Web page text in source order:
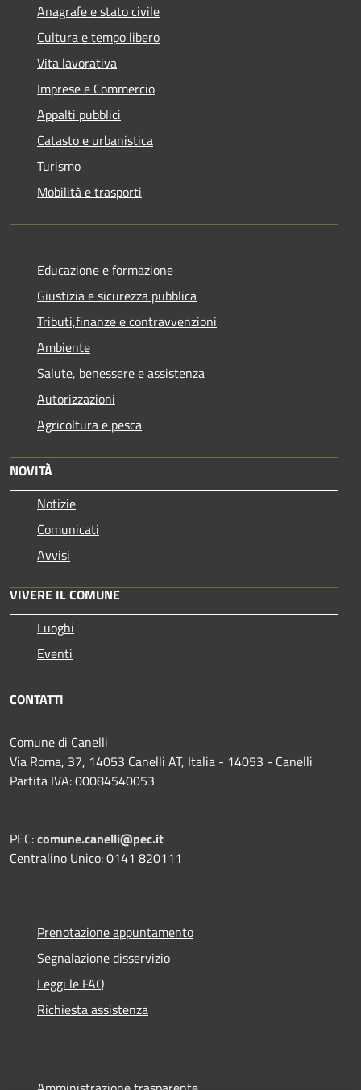
Anagrafe e stato civile
Cultura e tempo libero
Vita lavorativa
Imprese e Commercio
Appalti pubblici
Catasto e urbanistica
Turismo
Mobilità e trasporti
Educazione e formazione
Giustizia e sicurezza pubblica
Tributi,finanze e contravvenzioni
Ambiente
Salute, benessere e assistenza
Autorizzazioni
Agricoltura e pesca
NOVITÀ
Notizie
Comunicati
Avvisi
VIVERE IL COMUNE
Luoghi
Eventi
CONTATTI
Comune di Canelli
Via Roma, 37, 14053 Canelli AT, Italia - 14053 - Canelli
Partita IVA: 00084540053
PEC:comune.canelli@pec.it
Centralino Unico: 0141 820111
Prenotazione appuntamento
Segnalazione disservizio
Leggi le FAQ
Richiesta assistenza